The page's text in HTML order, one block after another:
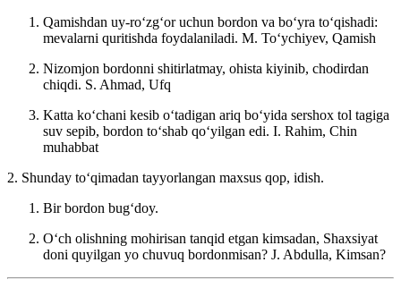
Qamishdan uy-roʻzgʻor uchun bordon va boʻyra toʻqishadi:
mevalarni quritishda foydalaniladi. M. Toʻychiyev, Qamish
Nizomjon bordonni shitirlatmay, ohista kiyinib, chodirdan
chiqdi. S. Ahmad, Ufq
Katta koʻchani kesib oʻtadigan ariq boʻyida sershox tol tagiga
suv sepib, bordon toʻshab qoʻyilgan edi. I. Rahim, Chin
muhabbat
2. Shunday toʻqimadan tayyorlangan maxsus qop, idish.
Bir bordon bugʻdoy.
Oʻch olishning mohirisan tanqid etgan kimsadan, Shaxsiyat
doni quyilgan yo chuvuq bordonmisan? J. Abdulla, Kimsan?